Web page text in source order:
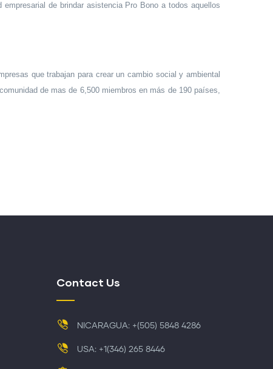
de brindar asistencia Pro Bono a todos aquellos
que trabajan para crear un cambio social y ambiental
de mas de 6,500 miembros en más de 190 países,
Contact Us
NICARAGUA: +(505) 5848 4286
USA: +1(346) 265 8446